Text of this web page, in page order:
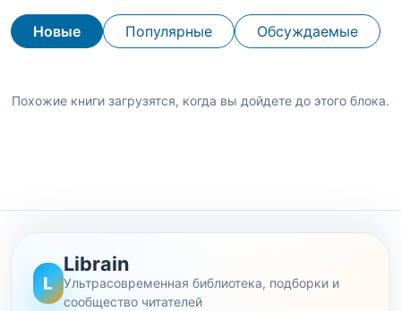
Новые Популярные Обсуждаемые
Похожие книги загрузятся, когда вы дойдете до этого блока.
L
Librain
Ультрасовременная библиотека, подборки и
сообщество читателей